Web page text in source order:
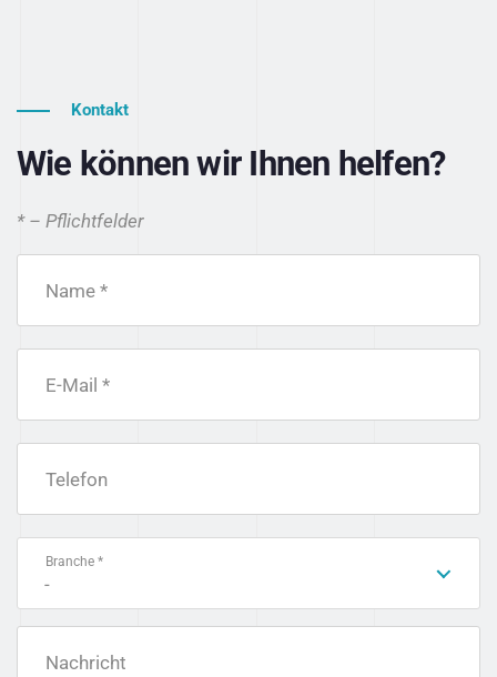
Kontakt
Wie können wir Ihnen helfen?
* – Pflichtfelder
Name *
E-Mail *
Telefon
Branche *
-
Nachricht